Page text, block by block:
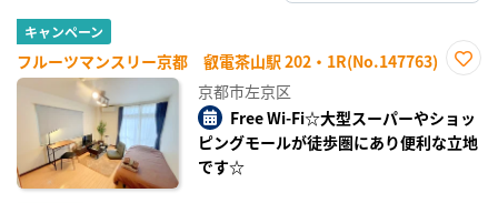
キャンペーン
フルーツマンスリー京都 叡電茶山駅 202・1R(No.147763)
り登
録
京都市左京区
Free Wi-Fi☆大型スーパーやショッ
ピングモールが徒歩圏にあり便利な立地
です☆